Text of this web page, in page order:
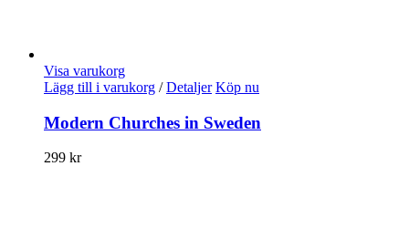
Visa varukorg
Lägg till i varukorg / Detaljer Köp nu
Modern Churches in Sweden
299 kr